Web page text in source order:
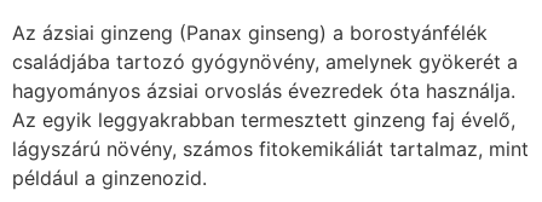
Az ázsiai ginzeng (Panax ginseng) a borostyánfélék
családjába tartozó gyógynövény, amelynek gyökerét a
hagyományos ázsiai orvoslás évezredek óta használja.
Az egyik leggyakrabban termesztett ginzeng faj évelő,
lágyszárú növény, számos fitokemikáliát tartalmaz, mint
például a ginzenozid.